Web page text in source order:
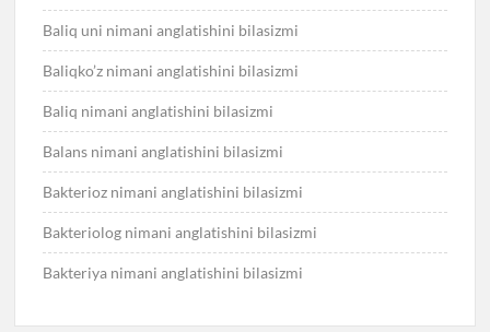
Baliq uni nimani anglatishini bilasizmi
Baliqko’z nimani anglatishini bilasizmi
Baliq nimani anglatishini bilasizmi
Balans nimani anglatishini bilasizmi
Bakterioz nimani anglatishini bilasizmi
Bakteriolog nimani anglatishini bilasizmi
Bakteriya nimani anglatishini bilasizmi